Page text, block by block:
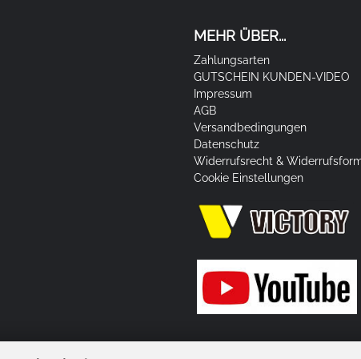
MEHR ÜBER...
Zahlungsarten
GUTSCHEIN KUNDEN-VIDEO
Impressum
AGB
Versandbedingungen
Datenschutz
Widerrufsrecht &
Cookie Einstellungen